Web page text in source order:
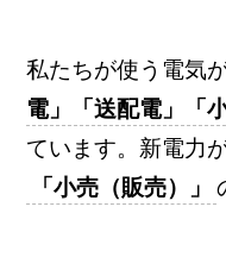
私たちが使う電気
電」「送配電」「小
ています。新電力
「小売（販売）」